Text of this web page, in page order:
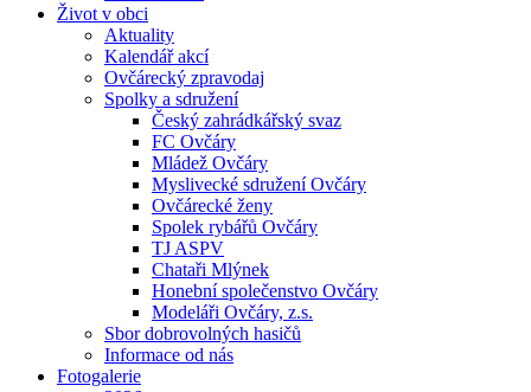
Život v obci
Aktuality
Kalendář akcí
Ovčárecký zpravodaj
Spolky a sdružení
Český zahrádkářský svaz
FC Ovčáry
Mládež Ovčáry
Myslivecké sdružení Ovčáry
Ovčárecké ženy
Spolek rybářů Ovčáry
TJ ASPV
Chataři Mlýnek
Honební společenstvo Ovčáry
Modeláři Ovčáry, z.s.
Sbor dobrovolných hasičů
Informace od nás
Fotogalerie